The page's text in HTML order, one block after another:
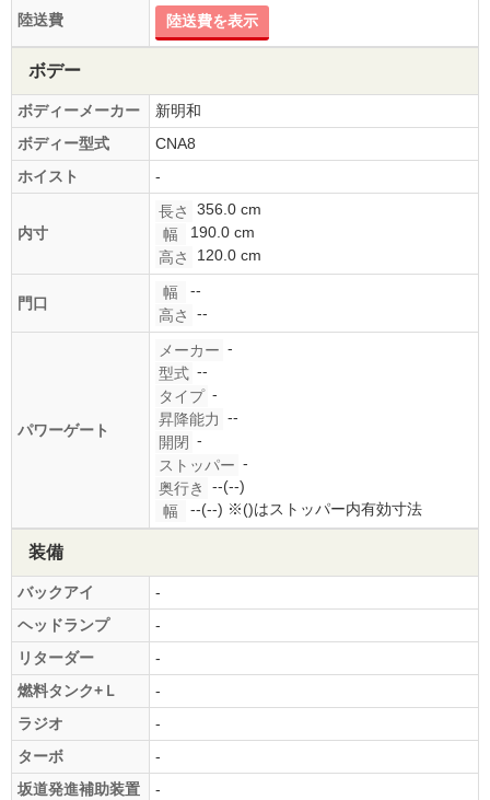
陸送費 陸送費を表示
ボデー
ボディーメーカー
新明和
ボディー型式
CNA8
ホイスト
-
内寸
長さ
356.0 cm
幅
190.0 cm
高さ
120.0 cm
門口
幅
--
高さ
--
パワーゲート
メーカー -
型式 --
タイプ -
昇降能力 --
開閉 -
ストッパー -
奥行き
--(--)
幅
--(--) ※()はストッパー内有効寸法
装備
バックアイ
-
ヘッドランプ
-
リターダー
-
燃料タンク+Ｌ
-
ラジオ
-
ターボ
-
坂道発進補助装置
-